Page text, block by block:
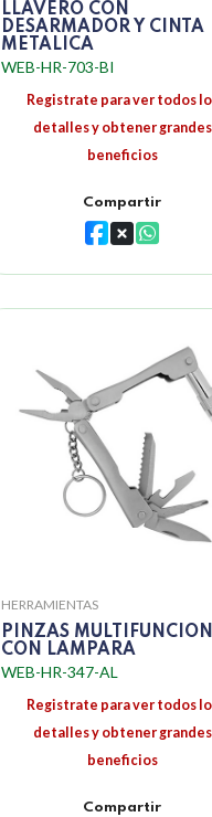
LLAVERO CON
DESARMADOR Y CINTA
METALICA
WEB-HR-703-BI
Registrate para ver todos
detalles y obtener grandes
beneficios
Compartir
HERRAMIENTAS
PINZAS
CON LAMPARA
WEB-HR-347-AL
Registrate para ver todos
detalles y obtener grandes
beneficios
Compartir